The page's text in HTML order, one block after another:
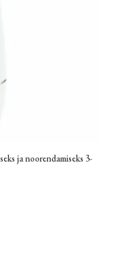
ja noorendamiseks 3-